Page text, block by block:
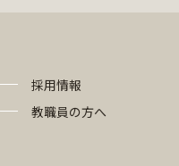
採用情報
教職員の方へ